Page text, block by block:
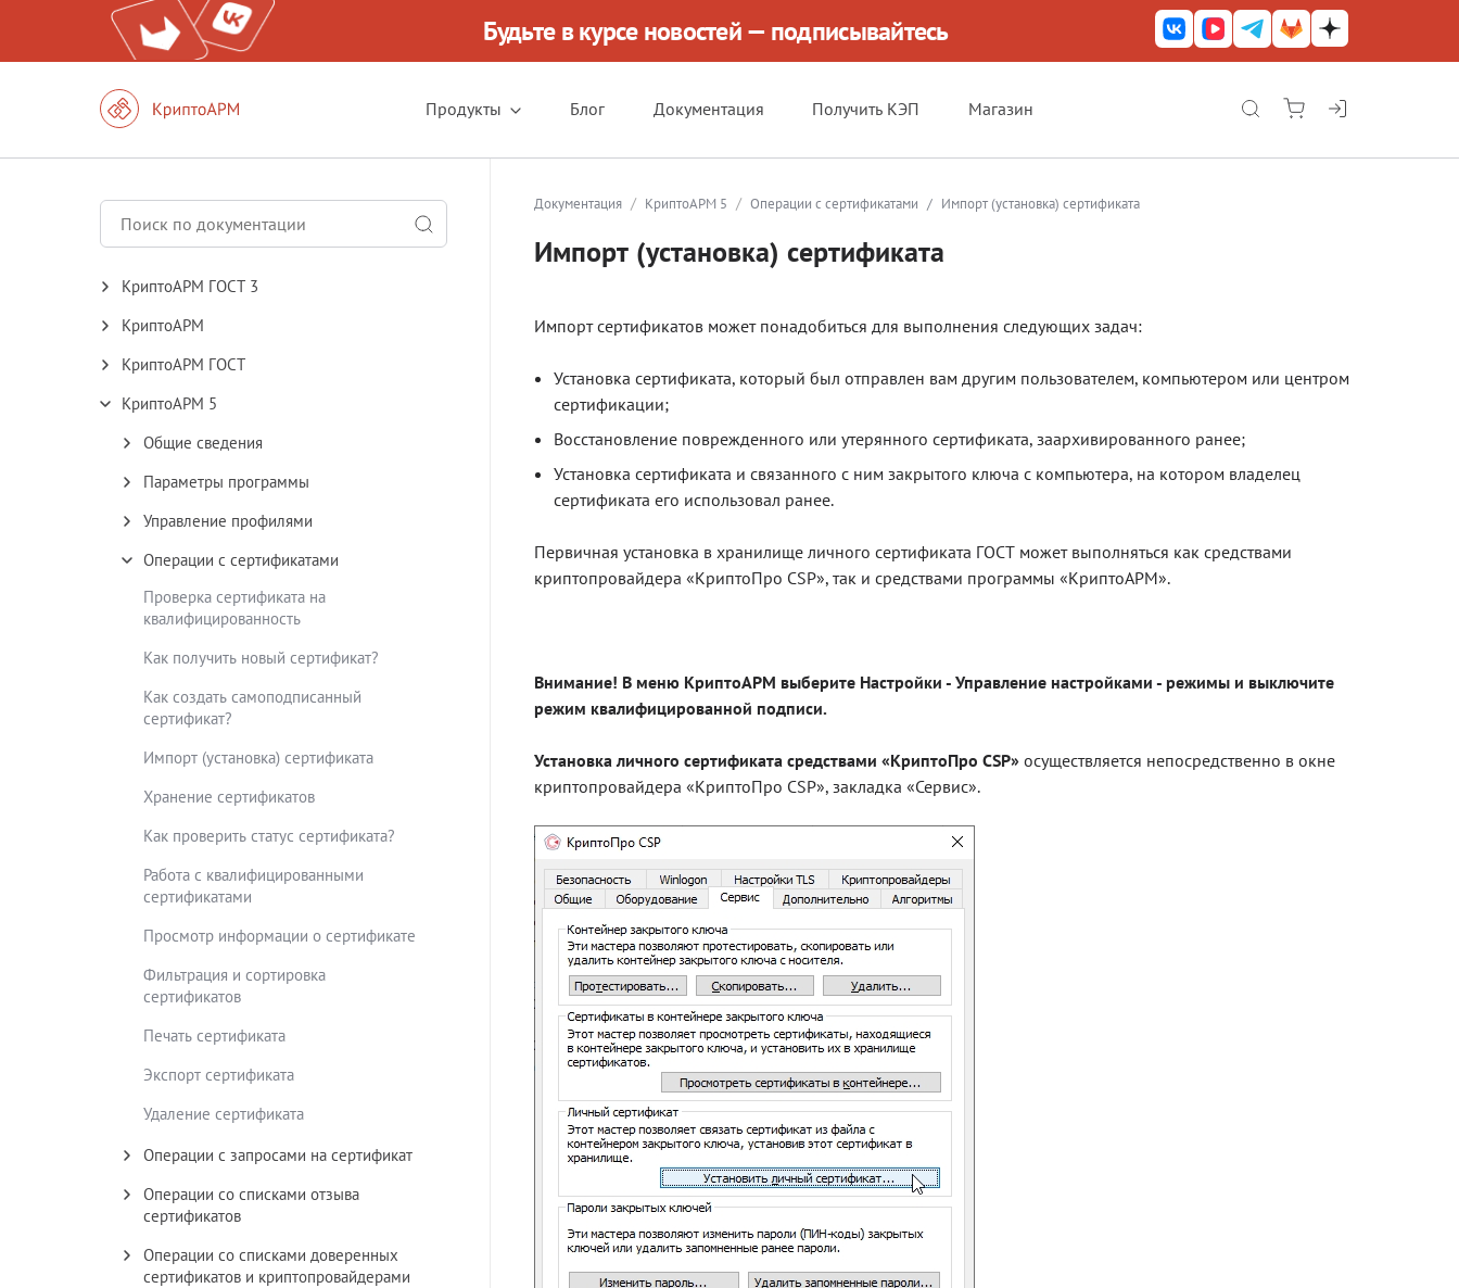
Будьте в курсе новостей — подписывайтесь
Продукты Блог Документация Получить КЭП Магазин
КриптоАРМ ГОСТ
КриптоАРМ для 1С-Битрикс
Решения
Документация
Полная версия сайта
КриптоАРМ ГОСТ 3
КриптоАРМ
КриптоАРМ 5
Общие сведения
Параметры программы
Управление профилями
Операции с сертификатами
Проверка сертификата на
квалифицированность
Как получить новый сертификат?
Как создать самоподписанный
сертификат?
Импорт (установка) сертификата
Хранение сертификатов
Как проверить статус сертификата?
Работа с квалифицированными
сертификатами
Просмотр информации о сертификате
Фильтрация и сортировка
сертификатов
Печать сертификата
Экспорт сертификата
Удаление сертификата
Операции с запросами на сертификат
Операции со списками отзыва
сертификатов
Операции со списками доверенных
сертификатов и криптопровайдерами
КриптоАРМ ГОСТ
Документация / КриптоАРМ 5 / Операции с сертификатами / Импорт (установка) сертификата
Импорт (установка) сертификата
Импорт сертификатов может понадобиться для выполнения следующих задач:
Установка сертификата, который был отправлен вам другим пользователем, компьютером или центром
сертификации;
Восстановление поврежденного или утерянного сертификата, заархивированного ранее;
Установка сертификата и связанного с ним закрытого ключа с компьютера, на котором владелец
сертификата его использовал ранее.
Первичная установка в хранилище личного сертификата ГОСТ может выполняться как средствами
криптопровайдера «КриптоПро CSP», так и средствами программы «КриптоАРМ».
Внимание! В меню КриптоАРМ выберите Настройки - Управление настройками - режимы и выключите
режим квалифицированной подписи.
Установка личного сертификата средствами «КриптоПро CSP» осуществляется непосредственно в окне
криптопровайдера «КриптоПро CSP», закладка «Сервис».